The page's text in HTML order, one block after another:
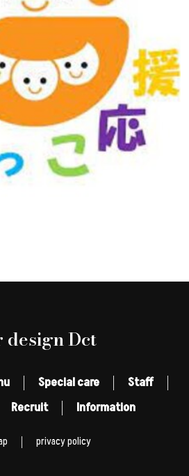
design Dct
Special care
Staff
Recruit Information
privacy policy